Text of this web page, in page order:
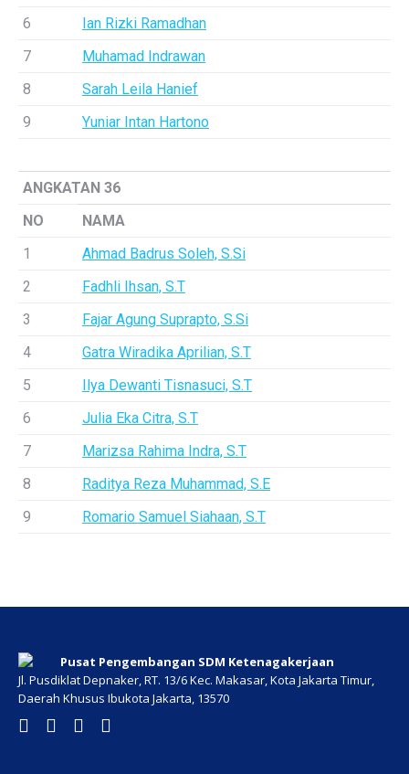
6
Ian Rizki Ramadhan
7
Muhamad Indrawan
8
Sarah Leila Hanief
9
Yuniar Intan Hartono
ANGKATAN 36
NO
NAMA
1
Ahmad Badrus Soleh, S.Si
2
Fadhli Ihsan, S.T
3
Fajar Agung Suprapto, S.Si
4
Gatra Wiradika Aprilian, S.T
5
Ilya Dewanti Tisnasuci, S.T
6
Julia Eka Citra, S.T
7
Marizsa Rahima Indra, S.T
8
Raditya Reza Muhammad, S.E
9
Romario Samuel Siahaan, S.T
Pusat Pengembangan SDM Ketenagakerjaan
Jl. Pusdiklat Depnaker, RT. 13/6 Kec. Makasar, Kota Jakarta Timur,
Daerah Khusus Ibukota Jakarta, 13570